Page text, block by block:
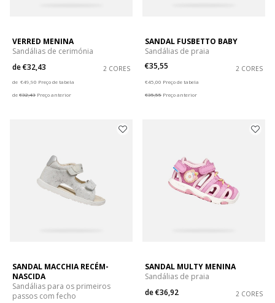
VERRED MENINA
Sandálias de cerimónia
de€32,43 2 CORES
de €49,90 Preço de tabela
de€32,43 Preço anterior
SANDAL FUSBETTO BABY
Sandálias de praia
€35,55
2 CORES
€45,00 Preço de tabela
€35,55 Preço anterior
SANDAL MACCHIA RECÉM-
NASCIDA
Sandálias para os primeiros
passos com fecho
SANDAL MULTY MENINA
Sandálias de praia
de€36,92 2 CORES